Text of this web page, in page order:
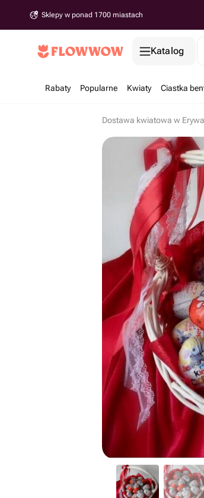
Sklepy w ponad 1700 miastach
Katalog
Rabaty Popularne Kwiaty Ciastka
Dostawa kwiatowa w